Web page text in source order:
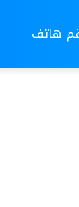
هاتف